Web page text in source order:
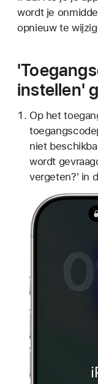
wordt je
opnieuw te
instellen'
Op het
niet
wordt
vergeten?' in